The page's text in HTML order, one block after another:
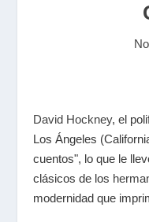
David Hockney, el
Los Ángeles
cuentos", lo que le
clásicos de los
modernidad que